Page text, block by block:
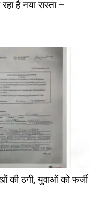
है नया रास्ता –
की ठगी, युवाओं को फर्जी